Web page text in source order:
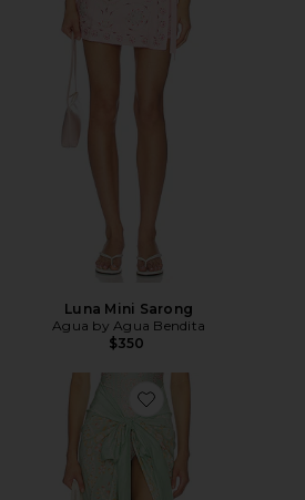
Luna Mini Sarong
Agua by Agua Bendita
$350
Favorite LAVANDA パレオ